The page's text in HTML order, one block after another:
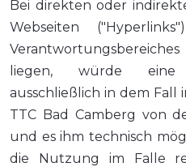
Bei direkten oder
Webseiten
liegen, würde eine
ausschließlich in dem
TTC Bad Camberg von
und es ihm technisch
die Nutzung im Falle